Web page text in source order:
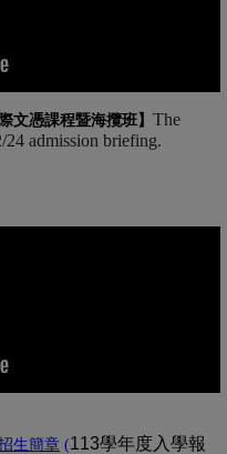
文憑課程暨海攬班】 The
admission briefing.
)
生簡章 (另開新視窗)
((PDF 檔，另開新視
113學年度入學報